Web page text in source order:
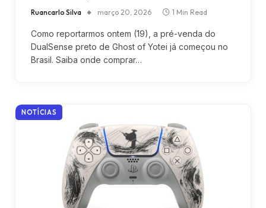
Ruancarlo Silva março 20, 2026 1 Min Read
Como reportarmos ontem (19), a pré-venda do
DualSense preto de Ghost of Yotei já começou no
Brasil. Saiba onde comprar…
NOTÍCIAS